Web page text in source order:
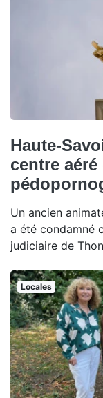
Haute-
centre
Un ancien
a été condamné
judiciaire de
Locales